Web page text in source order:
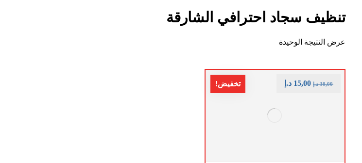
تنظيف سجاد احترافي الشارقة
عرض النتيجة الوحيدة
تخفيض! 30,00 د.إ 15,00 د.إ